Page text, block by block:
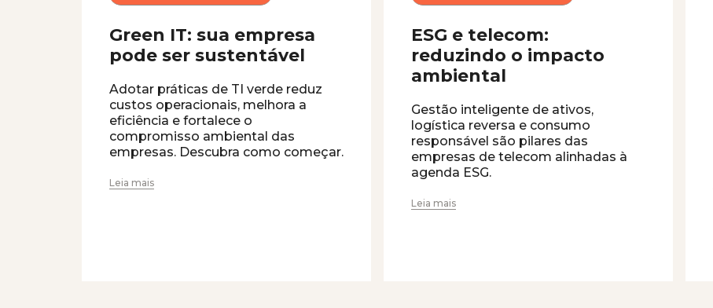
Green IT: sua empresa
pode ser sustentável
Adotar práticas de TI verde reduz
custos operacionais, melhora a
eficiência e fortalece o
compromisso ambiental das
empresas. Descubra como começar.
Leia mais
ESG e telecom:
reduzindo o impacto
ambiental
Gestão inteligente de ativos,
logística reversa e consumo
responsável são pilares das
empresas de telecom alinhadas à
agenda ESG.
Leia mais